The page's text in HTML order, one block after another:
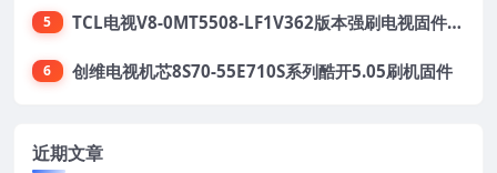
5 TCL电视V8-0MT5508-LF1V362版本强刷电视固件包下载
6 创维电视机芯8S70-55E710S系列酷开5.05刷机固件
近期文章